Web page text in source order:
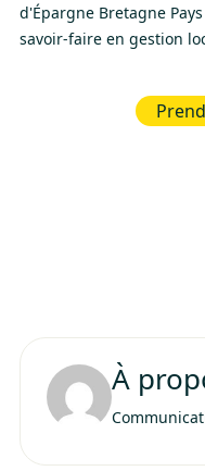
d'Épargne Bretagne
savoir-faire en gestion
À